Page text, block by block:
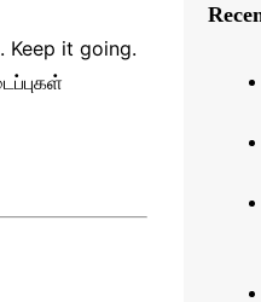
Keep it going.